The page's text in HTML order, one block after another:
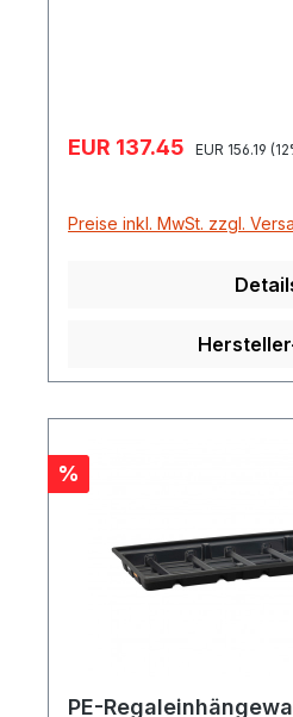
Verkaufspreis:
EUR 137.45 Regulärer
EUR 156.19
Preise inkl. MwSt. zzgl.
Rabatt
%
PE-